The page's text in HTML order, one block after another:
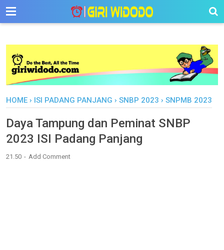
-->
HOME › ISI PADANG PANJANG › SNBP 2023 › SNPMB 2023
Daya Tampung dan Peminat SNBP
2023 ISI Padang Panjang
21.50 Add Comment